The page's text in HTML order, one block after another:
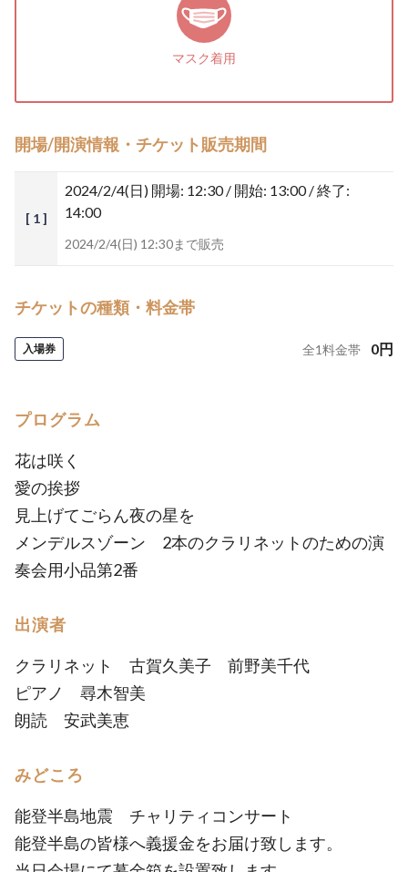
マスク着用
開場/開演情報・チケット販売期間
[ 1 ]
2024/2/4(日) 開場: 12:30 / 開始: 13:00 / 終了:
14:00
2024/2/4(日) 12:30まで販売
チケットの種類・料金帯
入場券 全1料金帯 0円
プログラム
花は咲く
愛の挨拶
見上げてごらん夜の星を
メンデルスゾーン 2本のクラリネットのための演
奏会用小品第2番
出演者
クラリネット 古賀久美子 前野美千代
ピアノ 尋木智美
朗読 安武美恵
みどころ
能登半島地震 チャリティコンサート
能登半島の皆様へ義援金をお届け致します。